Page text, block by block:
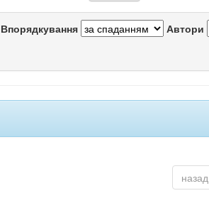
Впорядкування Автори
назад